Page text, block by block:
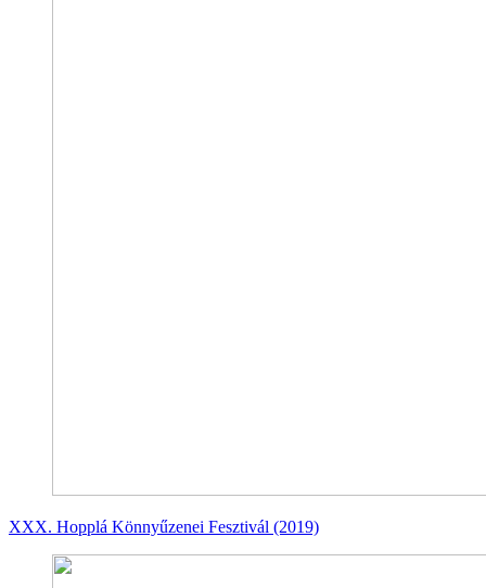
XXX. Hopplá Könnyűzenei Fesztivál (2019)